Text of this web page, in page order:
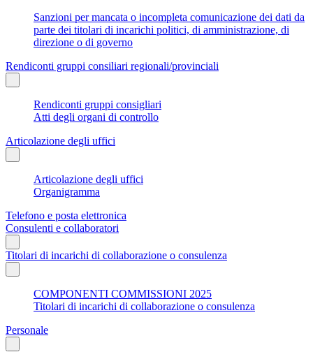
Sanzioni per mancata o incompleta comunicazione dei dati da
parte dei titolari di incarichi politici, di amministrazione, di
direzione o di governo
Rendiconti gruppi consiliari regionali/provinciali
Rendiconti gruppi consigliari
Atti degli organi di controllo
Articolazione degli uffici
Articolazione degli uffici
Organigramma
Telefono e posta elettronica
Consulenti e collaboratori
Titolari di incarichi di collaborazione o consulenza
COMPONENTI COMMISSIONI 2025
Titolari di incarichi di collaborazione o consulenza
Personale